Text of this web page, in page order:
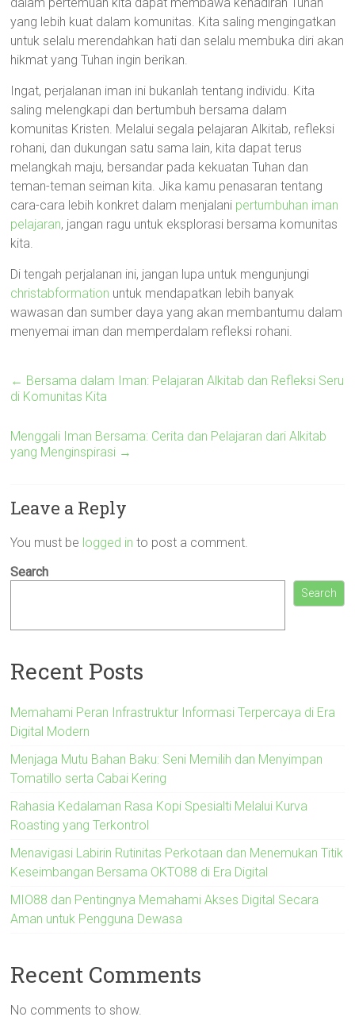
yang lebih kuat dalam komunitas. Kita saling mengingatkan
untuk selalu merendahkan hati dan selalu membuka diri akan
hikmat yang Tuhan ingin berikan.
Ingat, perjalanan iman ini bukanlah tentang individu. Kita
saling melengkapi dan bertumbuh bersama dalam
komunitas Kristen. Melalui segala pelajaran Alkitab, refleksi
rohani, dan dukungan satu sama lain, kita dapat terus
melangkah maju, bersandar pada kekuatan Tuhan dan
teman-teman seiman kita. Jika kamu penasaran tentang
cara-cara lebih konkret dalam menjalani pertumbuhan iman
pelajaran, jangan ragu untuk eksplorasi bersama komunitas
kita.
Di tengah perjalanan ini, jangan lupa untuk mengunjungi
christabformation untuk mendapatkan lebih banyak
wawasan dan sumber daya yang akan membantumu dalam
menyemai iman dan memperdalam refleksi rohani.
← Bersama dalam Iman: Pelajaran Alkitab dan Refleksi Seru
di Komunitas Kita
Menggali Iman Bersama: Cerita dan Pelajaran dari Alkitab
yang Menginspirasi →
Leave a Reply
You must be logged in to post a comment.
Search
Search
Recent Posts
Memahami Peran Infrastruktur Informasi Terpercaya di Era
Digital Modern
Menjaga Mutu Bahan Baku: Seni Memilih dan Menyimpan
Tomatillo serta Cabai Kering
Rahasia Kedalaman Rasa Kopi Spesialti Melalui Kurva
Roasting yang Terkontrol
Menavigasi Labirin Rutinitas Perkotaan dan Menemukan Titik
Keseimbangan Bersama OKTO88 di Era Digital
MIO88 dan Pentingnya Memahami Akses Digital Secara
Aman untuk Pengguna Dewasa
Recent Comments
No comments to show.